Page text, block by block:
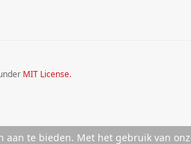
MIT License.
aan te bieden. Met het gebruik van